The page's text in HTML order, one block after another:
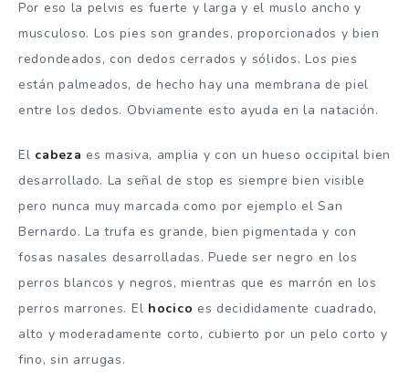
Por eso la pelvis es fuerte y larga y el muslo ancho y
musculoso. Los pies son grandes, proporcionados y bien
redondeados, con dedos cerrados y sólidos. Los pies
están palmeados, de hecho hay una membrana de piel
entre los dedos. Obviamente esto ayuda en la natación.
El cabeza es masiva, amplia y con un hueso occipital bien
desarrollado. La señal de stop es siempre bien visible
pero nunca muy marcada como por ejemplo el San
Bernardo. La trufa es grande, bien pigmentada y con
fosas nasales desarrolladas. Puede ser negro en los
perros blancos y negros, mientras que es marrón en los
perros marrones. El hocico es decididamente cuadrado,
alto y moderadamente corto, cubierto por un pelo corto y
fino, sin arrugas.